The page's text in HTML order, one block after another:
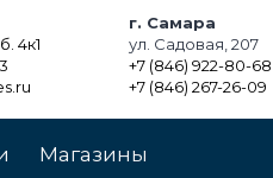
4к1
г. Самара
ул. Садовая, 207
+7 (846) 922-80-68
+7 (846) 267-26-09
Магазины